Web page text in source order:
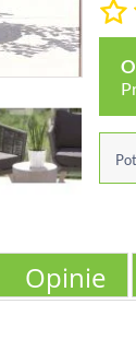
Opinie